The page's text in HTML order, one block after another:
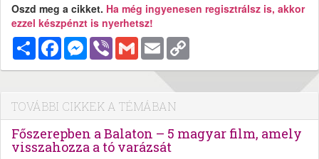
Oszd meg a cikket. Ha még ingyenesen regisztrálsz is, akkor
ezzel készpénzt is nyerhetsz!
MegosztásFacebookMessenger
Viber Gmail Email
TOVÁBBI CIKKEK A TÉMÁBAN
Főszerepben a Balaton – 5 magyar film, amely
visszahozza a tó varázsát